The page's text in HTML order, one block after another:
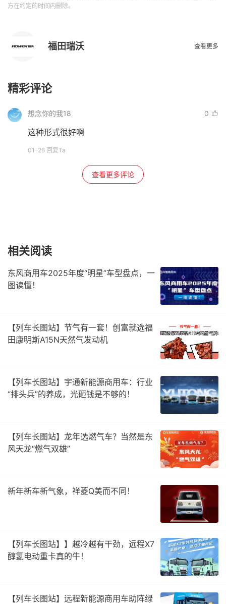
方在约定的时间内删除。
福田瑞沃 查看更多
精彩评论
想念你的我18 0
这种形式很好啊
01-26 回复Ta
查看更多评论
相关阅读
东风商用车2025年度“明星”车型盘点，一
图读懂！
【列车长图站】节气有一套！创富就选福
田康明斯A15N天然气发动机
【列车长图站】宇通新能源商用车：行业
“排头兵”的养成，光砸钱是不够的！
【列车长图站】龙年选燃气车？当然是东
风天龙“燃气双雄”
新年新车新气象，祥菱Q美而不同！
【列车长图站】】越冷越有干劲，远程X7
醇氢电动重卡真的牛！
【列车长图站】远程新能源商用车助阵绿